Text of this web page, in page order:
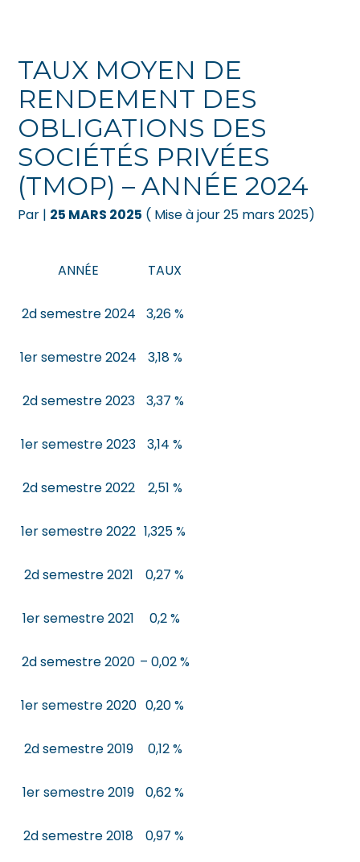
Gérer votre quotidien
Piloter votre entreprise
Développer votre entreprise
Construire votre patrimoine
électronique
Suivre votre comptabilité
Gérer vos ressources humaines
Dématérialiser vos documents
TAUX MOYEN DE
RENDEMENT DES
OBLIGATIONS DES
SOCIÉTÉS PRIVÉES
(TMOP) – ANNÉE 2024
Par | 25 MARS 2025 ( Mise à jour 25 mars 2025)
ANNÉE TAUX
2d semestre 2024 3,26 %
1er semestre 2024 3,18 %
2d semestre 2023 3,37 %
1er semestre 2023 3,14 %
2d semestre 2022 2,51 %
1er semestre 2022 1,325 %
2d semestre 2021 0,27 %
1er semestre 2021 0,2 %
2d semestre 2020 – 0,02 %
1er semestre 2020 0,20 %
2d semestre 2019 0,12 %
1er semestre 2019 0,62 %
2d semestre 2018 0,97 %